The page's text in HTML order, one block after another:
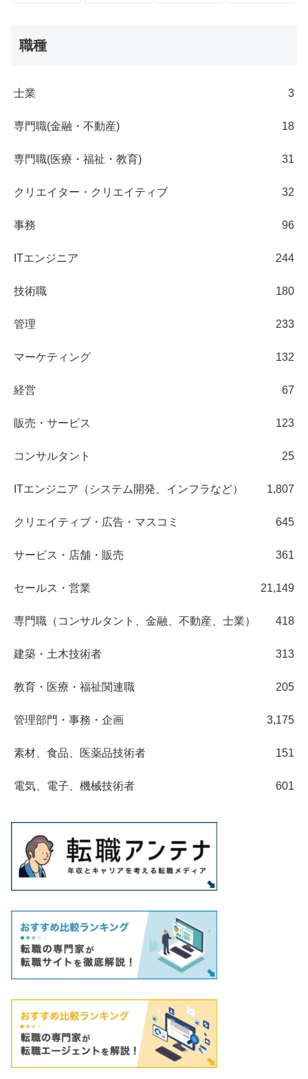
職種
士業 3
専門職(金融・不動産) 18
専門職(医療・福祉・教育) 31
クリエイター・クリエイティブ 32
事務 96
ITエンジニア 244
技術職 180
管理 233
マーケティング 132
経営 67
販売・サービス 123
コンサルタント 25
ITエンジニア（システム開発、インフラなど） 1,807
クリエイティブ・広告・マスコミ 645
サービス・店舗・販売 361
セールス・営業 21,149
専門職（コンサルタント、金融、不動産、士業） 418
建築・土木技術者 313
教育・医療・福祉関連職 205
管理部門・事務・企画 3,175
素材、食品、医薬品技術者 151
電気、電子、機械技術者 601